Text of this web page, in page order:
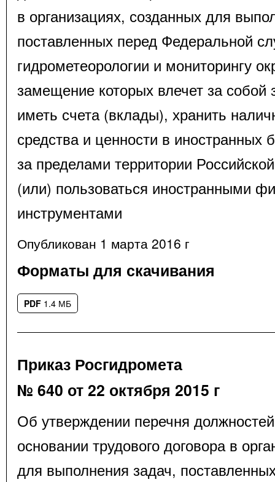
в организациях, созданных для
поставленных перед Федеральной
гидрометеорологии и мониторингу
замещение которых влечет за собой
иметь счета (вклады), хранить
средства и ценности в иностранных
за пределами территории
(или) пользоваться иностранными
инструментами
Опубликован 1 марта 2016 г
Форматы для скачивания
PDF 1.4 МБ
Приказ Росгидромета
№ 640 от 22 октября 2015 г
Об утверждении перечня
основании трудового договора в
для выполнения задач,